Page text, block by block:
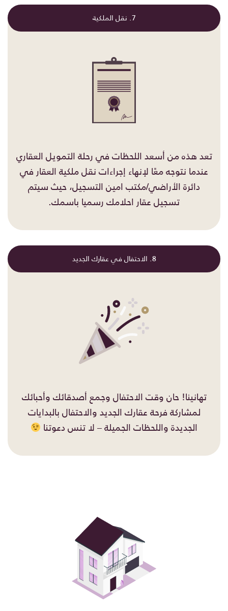
7. نقل الملكية
تعد هذه من أسعد اللحظات في رحلة التمويل العقاري
عندما نتوجه معًا لإنهاء إجراءات نقل ملكية العقار في
دائرة الأراضي/مكتب امين التسجيل، حيث سيتم
تسجيل عقار احلامك رسميا باسمك.
8. الاحتفال في عقارك الجديد
تهانينا! حان وقت الاحتفال وجمع أصدقائك وأحبائك
لمشاركة فرحة عقارك الجديد والاحتفال بالبدايات
الجديدة واللحظات الجميلة – لا تنس دعوتنا